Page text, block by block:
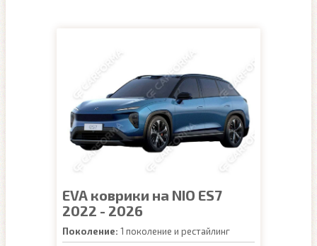
EVA коврики на NIO ES7
2022 - 2026
Поколение: 1 поколение и рестайлинг